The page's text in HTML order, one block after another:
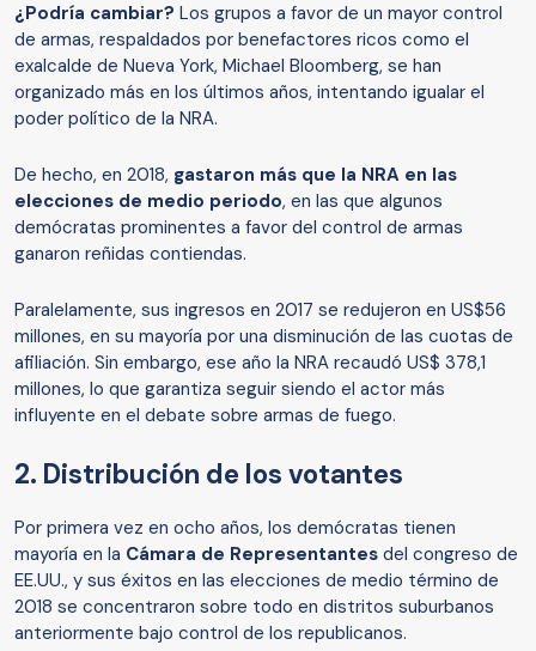
¿Podría cambiar? Los grupos a favor de un mayor control
de armas, respaldados por benefactores ricos como el
exalcalde de Nueva York, Michael Bloomberg, se han
organizado más en los últimos años, intentando igualar el
poder político de la NRA.
De hecho, en 2018, gastaron más que la NRA en las
elecciones de medio periodo, en las que algunos
demócratas prominentes a favor del control de armas
ganaron reñidas contiendas.
Paralelamente, sus ingresos en 2017 se redujeron en US$56
millones, en su mayoría por una disminución de las cuotas de
afiliación. Sin embargo, ese año la NRA recaudó US$ 378,1
millones, lo que garantiza seguir siendo el actor más
influyente en el debate sobre armas de fuego.
2. Distribución de los votantes
Por primera vez en ocho años, los demócratas tienen
mayoría en la Cámara de Representantes del congreso de
EE.UU., y sus éxitos en las elecciones de medio término de
2018 se concentraron sobre todo en distritos suburbanos
anteriormente bajo control de los republicanos.